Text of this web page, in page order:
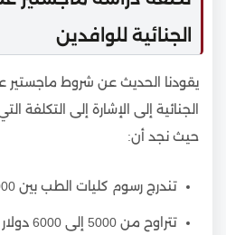
الجنائية للوافدين
يقودنا الحديث عن شروط ماجستير
الجنائية إلى الإشارة إلى التكلفة
حيث نجد أن:
تندرج رسوم كليات الطب بين 6000 و8000 دولار أمريكي.
تتراوح من 5000 إلى 6000 دولار بكلية العلوم.